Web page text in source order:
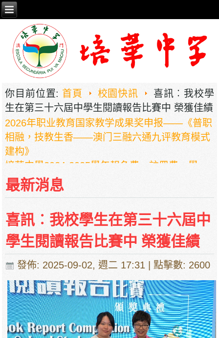
你目前位置: 首頁 校園快訊
喜訊︰我校學
生在第三十六屆中學生閱讀報告比賽中 榮獲佳績
2026年职业教育国家教学成果奖申报——《普职
相融，技教生香——澳门三融六通九评教育模式
建构》
培華中學2024-2025學年報名費、註冊費、學
費、補充服務費、學校選擇性服務費及學校代收
項目
停課通知
最新消息
喜訊︰我校學生在第三十六屆中
學生閱讀報告比賽中 榮獲佳績
發佈: 2025-09-02, 週二 17:31 | 點擊數: 2600